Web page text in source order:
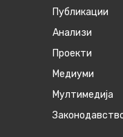
Публикации
Анализи
Проекти
Медиуми
Мултимедија